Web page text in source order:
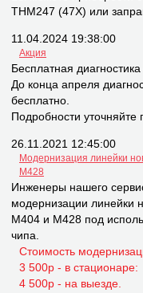
THM247 (47X) или
11.04.2024 19:38:00
Акция
Бесплатная диагностика
До конца апреля
бесплатно.
Подробности
26.11.2021 12:45:00
Модернизация линейки
M428
Инженеры нашего
модернизации линейки
M404 и M428 под
чипа.
Стоимость
3 500р - в стационаре:
4 500р - на выезде.